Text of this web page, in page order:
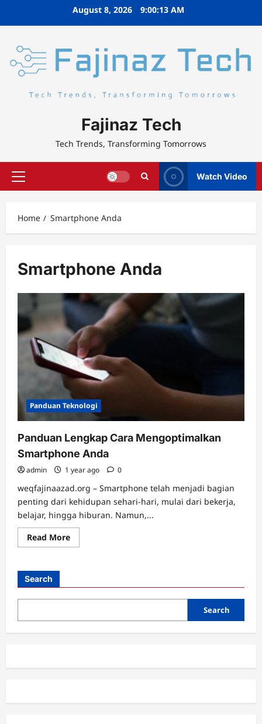
August 8, 2026 9:00:13 AM
Fajinaz Tech
Tech Trends, Transforming Tomorrows
Primary
Watch Video
Home Smartphone Anda
Smartphone Anda
Panduan Teknologi
Panduan Lengkap Cara Mengoptimalkan
Smartphone Anda
admin 1 year ago 0
weqfajinaazad.org – Smartphone telah menjadi bagian
penting dari kehidupan sehari-hari, mulai dari bekerja,
belajar, hingga hiburan. Namun,...
Read MoreRead
more
Mengoptimalkan
Anda
Search
Search